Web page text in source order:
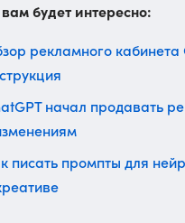
будет интересно:
рекламного кабинета
начал продавать
писать промпты для